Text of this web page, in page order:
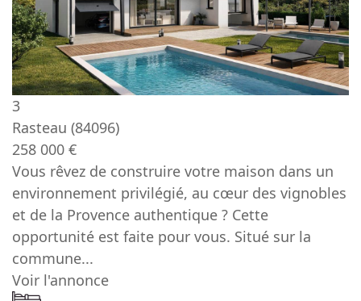
3
Rasteau (84096)
258 000 €
Vous rêvez de construire votre maison dans un
environnement privilégié, au cœur des vignobles
et de la Provence authentique ? Cette
opportunité est faite pour vous. Situé sur la
commune...
Voir l'annonce